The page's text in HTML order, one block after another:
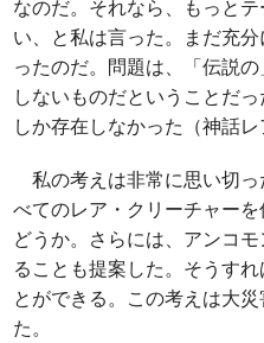
なのだ。それなら、もっと
い、と私は言った。まだ充
ったのだ。問題は、「伝説
しないものだということだ
しか存在しなかった（神話
私の考えは非常に思い切
べてのレア・クリーチャー
どうか。さらには、アンコ
ることも提案した。そうす
とができる。この考えは大
た。